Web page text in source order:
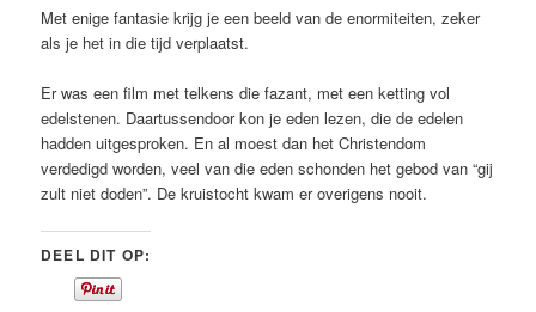
Met enige fantasie krijg je een beeld van de enormiteiten, zeker
als je het in die tijd verplaatst.
Er was een film met telkens die fazant, met een ketting vol
edelstenen. Daartussendoor kon je eden lezen, die de edelen
hadden uitgesproken. En al moest dan het Christendom
verdedigd worden, veel van die eden schonden het gebod van “gij
zult niet doden”. De kruistocht kwam er overigens nooit.
DEEL DIT OP: